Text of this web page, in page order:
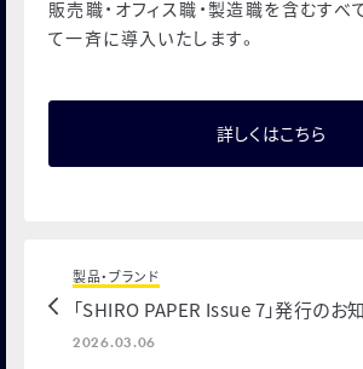
お問い合わせ
ONLINE STORE
シロ財団
販売職・オフィス職・製造職を含むすべ
て一斉に導入いたします。
詳しくはこちら
製品・ブランド
「SHIRO PAPER Issue 7」発行のお
2026.03.06